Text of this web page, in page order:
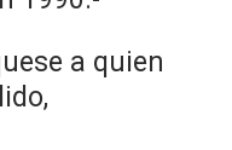
a quien